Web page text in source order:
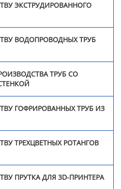
ЭКСТРУДИРОВАННОГО
ВОДОПРОВОДНЫХ ТРУБ
ТРУБ СО
ГОФРИРОВАННЫХ ТРУБ ИЗ
ТРЕХЦВЕТНЫХ РОТАНГОВ
ПРУТКА ДЛЯ 3D-ПРИНТЕРА